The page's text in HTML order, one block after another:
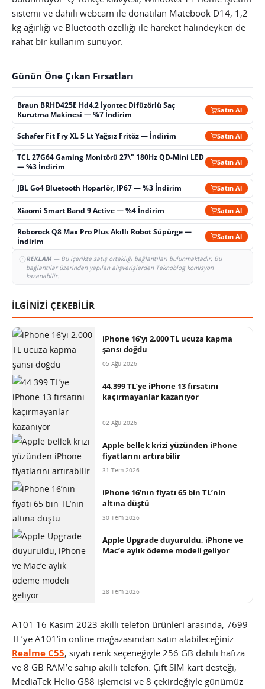
sistemi ve dahili webcam ile donatılan Matebook D14, 1,2
kg ağırlığı ve Bluetooth özelliği ile hareket halindeyken de
rahat bir kullanım sunuyor.
Günün Öne Çıkan Fırsatları
Braun BRHD425E Hd4.2 İyontec Difüzörlü Saç
Kurutma Makinesi — %7 İndirim
Satın Al
Schafer Fit Fry XL 5 Lt Yağsız Fritöz — İndirim Satın Al
TCL 27G64 Gaming Monitörü 27\" 180Hz QD-Mini LED
— %3 İndirim
Satın Al
JBL Go4 Bluetooth Hoparlör, IP67 — %3 İndirim Satın Al
Xiaomi Smart Band 9 Active — %4 İndirim Satın Al
Roborock Q8 Max Pro Plus Akıllı Robot Süpürge —
İndirim
Satın Al
REKLAM— Bu içerikte satış ortaklığı bağlantıları bulunmaktadır. Bu
bağlantılar üzerinden yapılan alışverişlerden Teknoblog komisyon
kazanabilir.
İLGİNİZİ ÇEKEBİLİR
iPhone 16’yı 2.000 TL ucuza kapma
şansı doğdu
05 Ağu 2026
44.399 TL’ye iPhone 13 fırsatını
kaçırmayanlar kazanıyor
02 Ağu 2026
Apple bellek krizi yüzünden iPhone
fiyatlarını artırabilir
31 Tem 2026
iPhone 16’nın fiyatı 65 bin TL’nin
altına düştü
30 Tem 2026
Apple Upgrade duyuruldu, iPhone ve
Mac’e aylık ödeme modeli geliyor
28 Tem 2026
A101 16 Kasım 2023 akıllı telefon ürünleri arasında, 7699
TL’ye A101’in online mağazasından satın alabileceğiniz
Realme C55, siyah renk seçeneğiyle 256 GB dahili hafıza
ve 8 GB RAM’e sahip akıllı telefon. Çift SIM kart desteği,
MediaTek Helio G88 işlemcisi ve 8 çekirdeğiyle günümüz